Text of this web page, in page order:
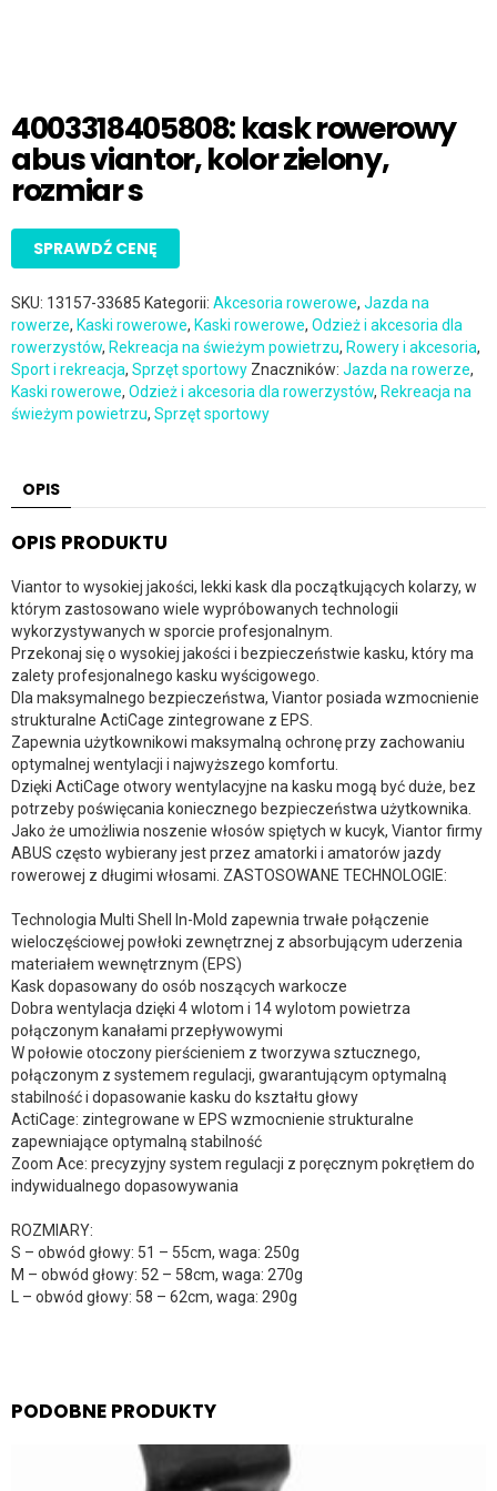
4003318405808: kask rowerowy
abus viantor, kolor zielony,
rozmiar s
SPRAWDŹ CENĘ
SKU: 13157-33685 Kategorii: Akcesoria rowerowe, Jazda na
rowerze, Kaski rowerowe, Kaski rowerowe, Odzież i akcesoria dla
rowerzystów, Rekreacja na świeżym powietrzu, Rowery i akcesoria,
Sport i rekreacja, Sprzęt sportowy Znaczników: Jazda na rowerze,
Kaski rowerowe, Odzież i akcesoria dla rowerzystów, Rekreacja na
świeżym powietrzu, Sprzęt sportowy
OPIS
OPIS PRODUKTU
Viantor to wysokiej jakości, lekki kask dla początkujących kolarzy, w
którym zastosowano wiele wypróbowanych technologii
wykorzystywanych w sporcie profesjonalnym.
Przekonaj się o wysokiej jakości i bezpieczeństwie kasku, który ma
zalety profesjonalnego kasku wyścigowego.
Dla maksymalnego bezpieczeństwa, Viantor posiada wzmocnienie
strukturalne ActiCage zintegrowane z EPS.
Zapewnia użytkownikowi maksymalną ochronę przy zachowaniu
optymalnej wentylacji i najwyższego komfortu.
Dzięki ActiCage otwory wentylacyjne na kasku mogą być duże, bez
potrzeby poświęcania koniecznego bezpieczeństwa użytkownika.
Jako że umożliwia noszenie włosów spiętych w kucyk, Viantor firmy
ABUS często wybierany jest przez amatorki i amatorów jazdy
rowerowej z długimi włosami. ZASTOSOWANE TECHNOLOGIE:
Technologia Multi Shell In-Mold zapewnia trwałe połączenie
wieloczęściowej powłoki zewnętrznej z absorbującym uderzenia
materiałem wewnętrznym (EPS)
Kask dopasowany do osób noszących warkocze
Dobra wentylacja dzięki 4 wlotom i 14 wylotom powietrza
połączonym kanałami przepływowymi
W połowie otoczony pierścieniem z tworzywa sztucznego,
połączonym z systemem regulacji, gwarantującym optymalną
stabilność i dopasowanie kasku do kształtu głowy
ActiCage: zintegrowane w EPS wzmocnienie strukturalne
zapewniające optymalną stabilność
Zoom Ace: precyzyjny system regulacji z poręcznym pokrętłem do
indywidualnego dopasowywania
ROZMIARY:
S – obwód głowy: 51 – 55cm, waga: 250g
M – obwód głowy: 52 – 58cm, waga: 270g
L – obwód głowy: 58 – 62cm, waga: 290g
PODOBNE PRODUKTY